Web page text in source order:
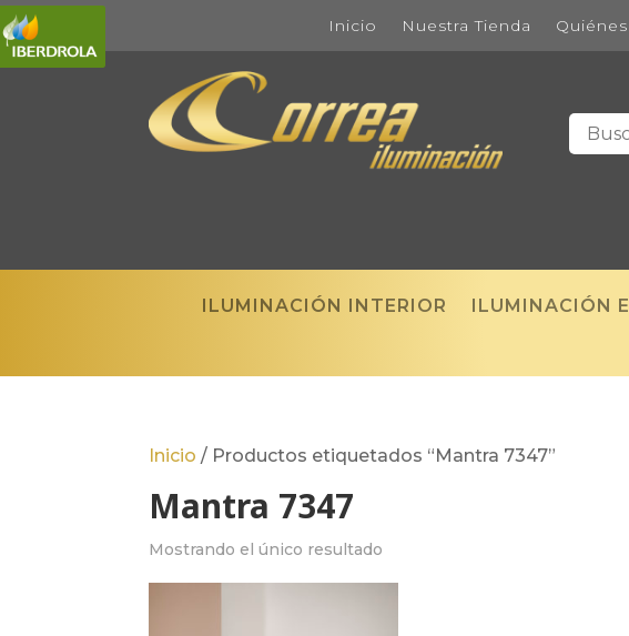
Inicio Nuestra Tienda
ILUMINACIÓN INTERIOR ILUMINACIÓN
Inicio / Productos etiquetados “Mantra 7347”
Mantra 7347
Mostrando el único resultado